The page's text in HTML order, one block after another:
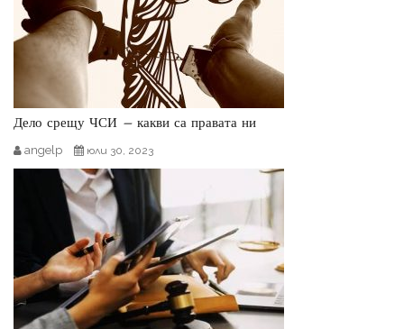
Дело срещу ЧСИ – какви са правата ни
angelp юли 30, 2023